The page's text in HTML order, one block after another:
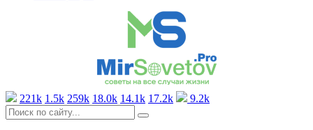
221k 1.5k 259k 18.0k 14.1k 17.2k 9.2k